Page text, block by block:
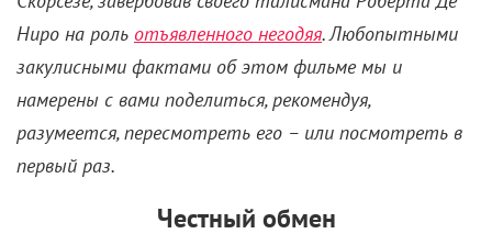
Однако сюжет и тональность «Мыса», в котором
орудовал натуральный садист, показались ему
чересчур мрачными. Режиссер признавался, что ему
никак не удавалось настроиться на этот проект:
был не в силах заставить себя снять жуткий фильм
о семье, преследуемой маньяком»
Параллельно товарищ Спилберга Скорсезе